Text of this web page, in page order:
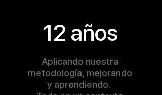
12 años
Aplicando nuestra
metodología, mejorando
y aprendiendo.